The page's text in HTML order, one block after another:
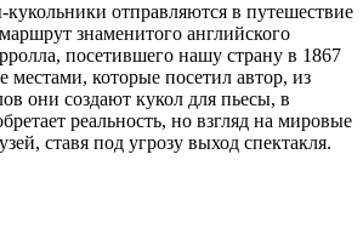
отправляются в путешествие
знаменитого английского
посетившего нашу страну в 1867
местами, которые посетил автор, из
они создают кукол для пьесы, в
реальность, но взгляд на мировые
ставя под угрозу выход спектакля.